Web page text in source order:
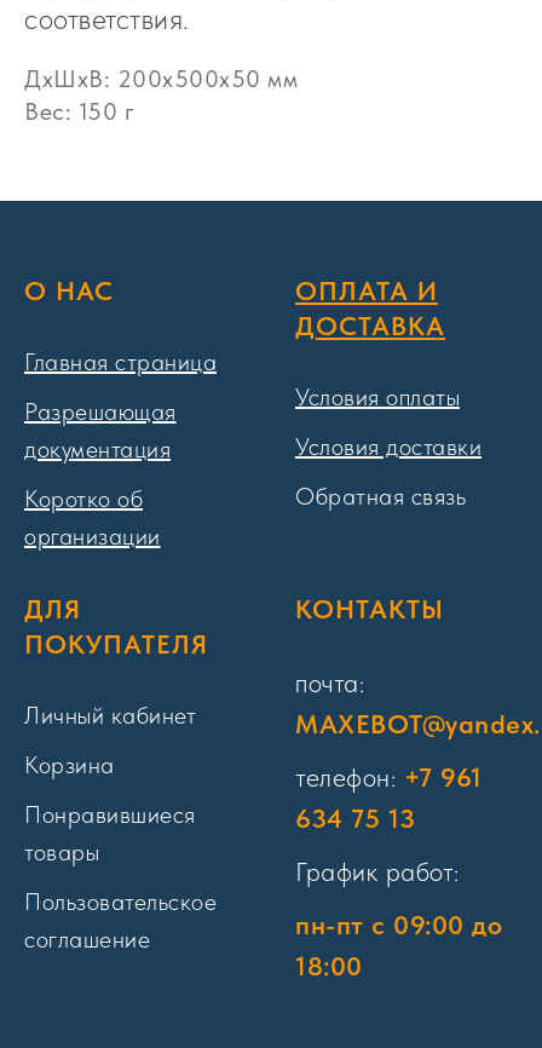
соответствия.
ДxШxВ: 200x500x50 мм
Вес: 150 г
О НАС
Главная страница
Разрешающая
документация
Коротко об
организации
ОПЛАТА И
ДОСТАВКА
Условия оплаты
Условия доставки
Обратная связь
ДЛЯ
ПОКУПАТЕЛЯ
Личный кабинет
Корзина
Понравившиеся
товары
Пользовательское
соглашение
КОНТАКТЫ
почта:
телефон: +7 961
634 75 13
График работ:
пн-пт с 09:00 до
18:00